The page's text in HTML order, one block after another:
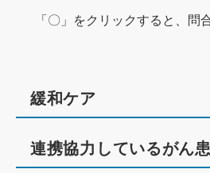
「〇」をクリックすると、問
緩和ケア
連携協力しているがん